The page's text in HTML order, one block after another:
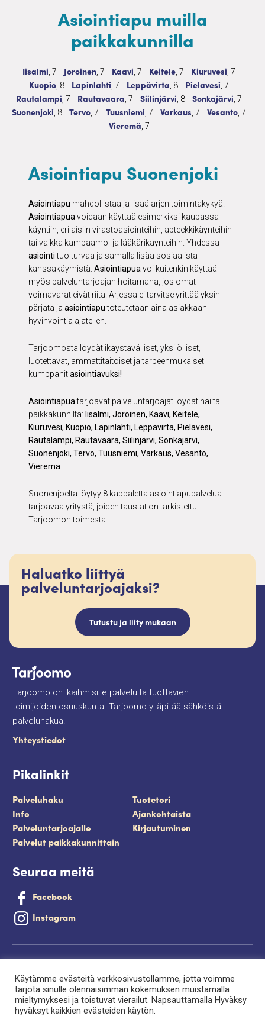
Asiointiapu muilla
paikkakunnilla
Asiointiapu
Iisalmi 7 palvelua
, 7 Asiointiapu
Joroinen7 palvelua
, 7 Asiointiapu
Kaavi 7 palvelua
, 7 Asiointiapu
Keitele7 palvelua
, 7 Asiointiapu
Kiuruvesi 7
, 7
Asiointiapu
Kuopio8 palvelua
, 8 Asiointiapu
Lapinlahti 7 palvelua
, 7 Asiointiapu
Leppävirta 8 palvelua
, 8 Asiointiapu
Pielavesi 7 palvelua
, 7
Asiointiapu
Rautalampi 7 palvelua
, 7 Asiointiapu
Rautavaara 7 palvelua
, 7 Asiointiapu
Siilinjärvi 8 palvelua
, 8 Asiointiapu
Sonkajärvi 7
, 7
Asiointiapu
Suonenjoki 8 palvelua
, 8 Asiointiapu
Tervo7 palvelua
, 7 Asiointiapu
Tuusniemi 7 palvelua
, 7 Asiointiapu
Varkaus 7 palvelua
, 7 Asiointiapu
Vesanto7, 7
Asiointiapu
Vieremä7 palvelua
, 7
Asiointiapu Suonenjoki
Asiointiapu mahdollistaa ja lisää arjen toimintakykyä.
Asiointiapua voidaan käyttää esimerkiksi kaupassa
käyntiin, erilaisiin virastoasiointeihin, apteekkikäynteihin
tai vaikka kampaamo- ja lääkärikäynteihin. Yhdessä
asiointituo turvaa ja samalla lisää sosiaalista
kanssakäymistä.Asiointiapua voi kuitenkin käyttää
myös palveluntarjoajan hoitamana, jos omat
voimavarat eivät riitä. Arjessa ei tarvitse yrittää yksin
pärjätä jaasiointiaputoteutetaan aina asiakkaan
hyvinvointia ajatellen.
Tarjoomosta löydät ikäystävälliset, yksilölliset,
luotettavat, ammattitaitoiset ja tarpeenmukaiset
kumppanitasiointiavuksi!
Asiointiapuatarjoavat palveluntarjoajat löydät näiltä
paikkakunnilta: Iisalmi, Joroinen, Kaavi, Keitele,
Kiuruvesi, Kuopio, Lapinlahti, Leppävirta, Pielavesi,
Rautalampi, Rautavaara, Siilinjärvi, Sonkajärvi,
Suonenjoki, Tervo, Tuusniemi, Varkaus, Vesanto,
Vieremä
Suonenjoelta löytyy 8 kappaletta asiointiapupalvelua
tarjoavaa yritystä, joiden taustat on tarkistettu
Tarjoomon toimesta.
Haluatko liittyä
palveluntarjoajaksi?
Tutustu ja liity mukaan
Tarjoomo on ikäihmisille palveluita tuottavien
toimijoiden osuuskunta. Tarjoomo ylläpitää sähköistä
palveluhakua.
Yhteystiedot
Pikalinkit
Palveluhaku
Tuotetori
Info
Ajankohtaista
Palveluntarjoajalle
Kirjautuminen
Palvelut paikkakunnittain
Seuraa meitä
Facebook
Instagram
Saavutettavuusseloste
Evästeet
Käytämme evästeitä verkkosivustollamme, jotta voimme
tarjota sinulle olennaisimman kokemuksen muistamalla
mieltymyksesi ja toistuvat vierailut. Napsauttamalla Hyväksy
hyväksyt kaikkien evästeiden käytön.